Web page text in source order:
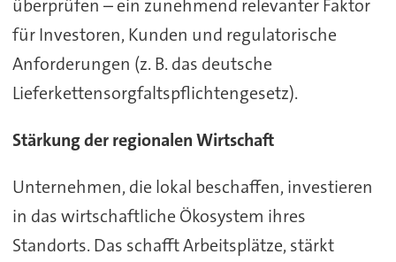
überprüfen – ein zunehmend relevanter Faktor
für Investoren, Kunden und regulatorische
Anforderungen (z. B. das deutsche
Lieferkettensorgfaltspflichtengesetz).
Stärkung der regionalen Wirtschaft
Unternehmen, die lokal beschaffen, investieren
in das wirtschaftliche Ökosystem ihres
Standorts. Das schafft Arbeitsplätze, stärkt